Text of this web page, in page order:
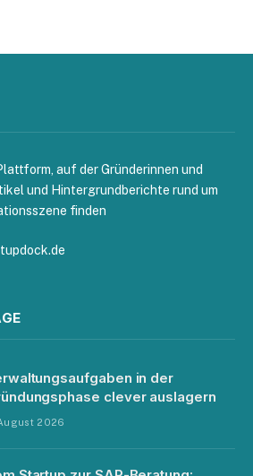
auf der Gründerinnen und
und Hintergrundberichte rund um
finden
in der
clever auslagern
2026